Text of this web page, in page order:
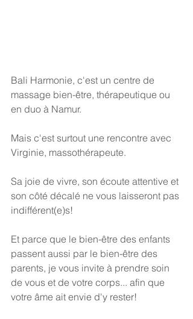
Bali Harmonie, c'est un centre de
massage bien-être, thérapeutique ou
en duo à Namur.
Mais c'est surtout une rencontre avec
Virginie, massothérapeute.
Sa joie de vivre, son écoute attentive et
son côté décalé ne vous laisseront pas
indifférent(e)s!
Et parce que le bien-être des enfants
passent aussi par le bien-être des
parents, je vous invite à prendre soin
de vous et de votre corps... afin que
votre âme ait envie d'y rester!